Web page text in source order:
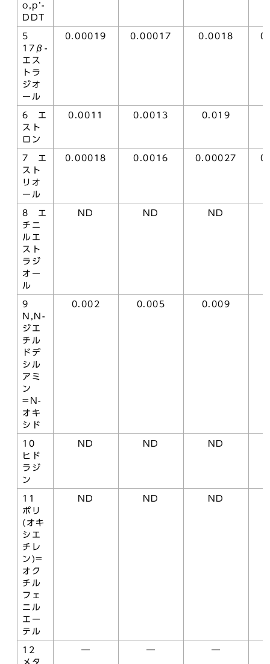
o,p’-
DDT
5
17β-
エス
トラ
ジオ
ール
0.00019 0.00017 0.0018
6 エ
スト
ロン
0.0011 0.0013 0.019
7 エ
スト
リオ
ール
0.00018 0.0016 0.00027
8 エ
チニ
ルエ
スト
ラジ
オー
ル
ND ND ND
9
N,N-
ジエ
チル
ドデ
シル
アミ
ン
=N-
オキ
シド
0.002 0.005 0.009
10
ヒド
ラジ
ン
ND ND ND
11
ポリ
(オキ
シエ
チレ
ン)=
オク
チル
フェ
ニル
エー
テル
ND ND ND
12
― ― ―